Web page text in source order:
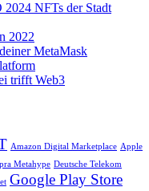
NFTs der Stadt
2022
MetaMask
trifft Web3
Amazon Digital Marketplace Apple
Metahype Deutsche Telekom
Google Play Store